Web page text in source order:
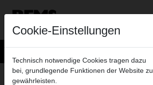
Produkte>Montieren> REMS Catch W
Cookie-Einstellungen
Technisch notwendige Cookies tragen dazu
bei, grundlegende Funktionen der Website zu
gewährleisten.